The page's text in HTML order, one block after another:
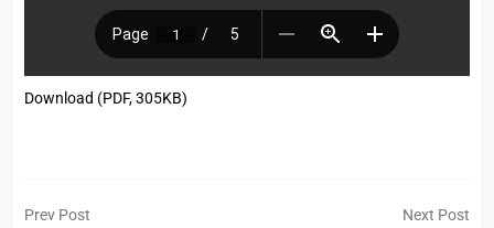
Download (PDF, 305KB)
Prev Post Next Post